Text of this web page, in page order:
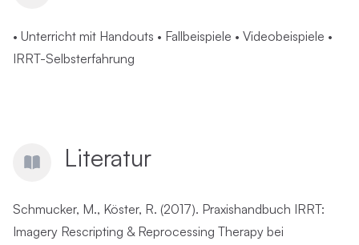
• Unterricht mit Handouts • Fallbeispiele • Videobeispiele •
IRRT-Selbsterfahrung
Literatur
Schmucker, M., Köster, R. (2017). Praxishandbuch IRRT:
Imagery Rescripting & Reprocessing Therapy bei